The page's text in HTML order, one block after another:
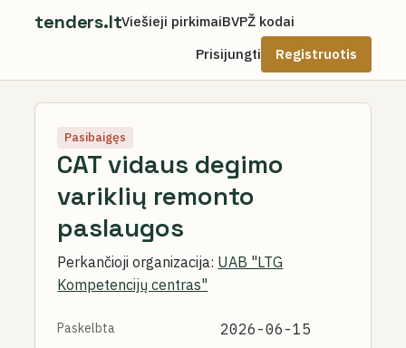
tenders.ltViešieji pirkimaiBVPŽ kodai
Prisijungti
Registruotis
Pasibaigęs
CAT vidaus degimo
variklių remonto
paslaugos
Perkančioji organizacija: UAB "LTG
Kompetencijų centras"
Paskelbta 2026-06-15